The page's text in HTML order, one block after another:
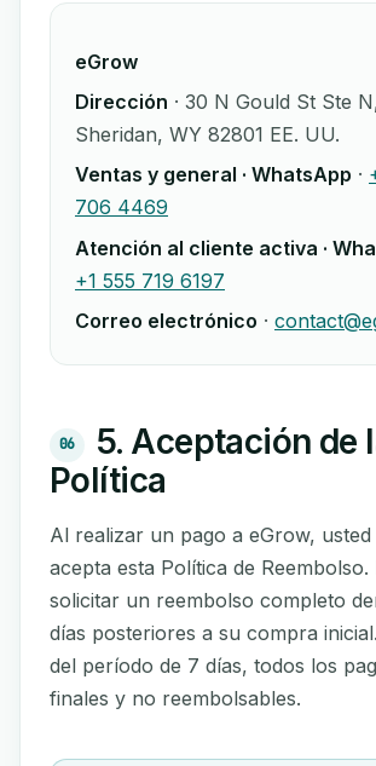
eGrow
Dirección · 30 N Gould St Ste
Sheridan, WY 82801 EE. UU.
Ventas y general · WhatsApp ·
706 4469
Atención al cliente activa ·
+1 555 719 6197
Correo electrónico ·
06
5. Aceptación de
Política
Al realizar un pago a eGrow,
acepta esta Política de Reembolso.
solicitar un reembolso completo
días posteriores a su compra
del período de 7 días, todos los
finales y no reembolsables.